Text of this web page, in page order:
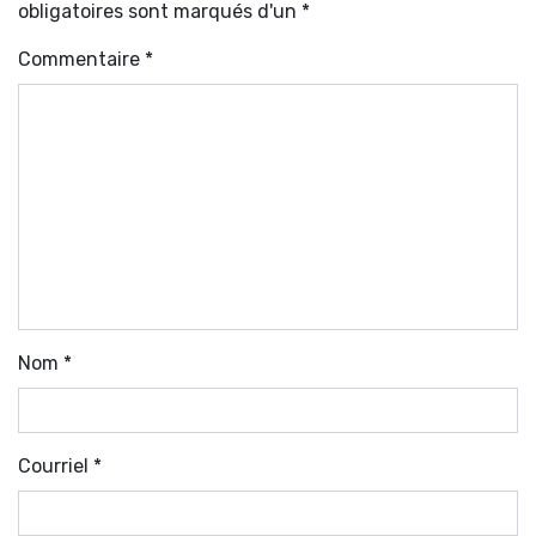
obligatoires sont marqués d'un *
Commentaire *
Nom *
Courriel *